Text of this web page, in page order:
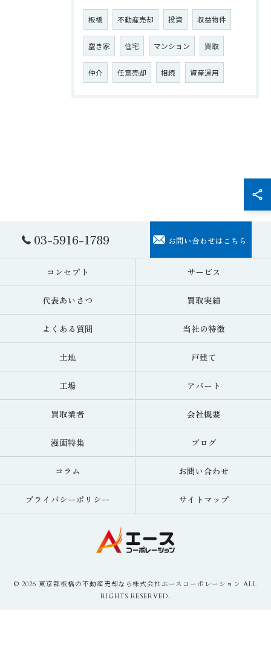
板橋 不動産売却 投資 収益物件
空き家 住宅 マンション 買取
仲介 任意売却 相続 資産運用
03-5916-1789 お問い合わせはこちら
コンセプト サービス
代表あいさつ 買取実績
よくある質問 当社の特徴
土地 戸建て
工場 アパート
買取業者 会社概要
漫画特集 ブログ
コラム お問い合わせ
プライバシーポリシー サイトマップ
© 2026 東京都板橋の不動産売却なら株式会社エースコーポレーション ALL
RIGHTS RESERVED.